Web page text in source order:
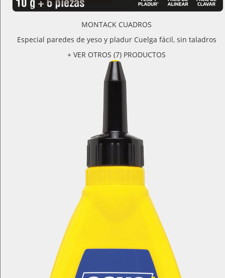
MONTACK CUADROS
Especial paredes de yeso y pladur Cuelga fácil, sin taladros
+ VER OTROS (7) PRODUCTOS